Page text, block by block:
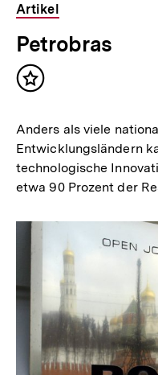
Artikel
Petrobras
Inhalt
Anders als viele
Entwicklungsländern
technologische
etwa 90 Prozent der